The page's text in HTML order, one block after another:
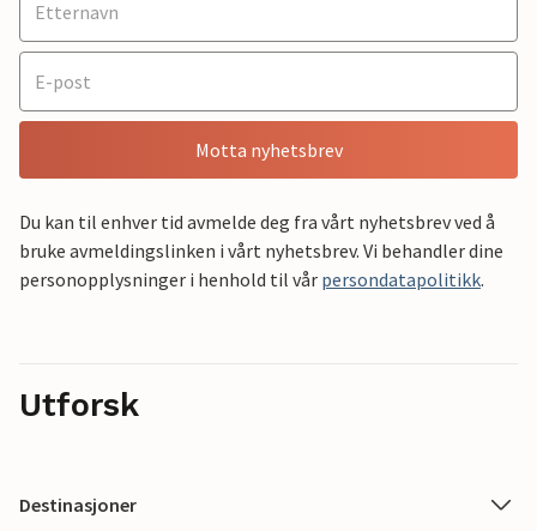
Motta nyhetsbrev
Du kan til enhver tid avmelde deg fra vårt nyhetsbrev ved å
bruke avmeldingslinken i vårt nyhetsbrev. Vi behandler dine
personopplysninger i henhold til vår persondatapolitikk.
Utforsk
Destinasjoner